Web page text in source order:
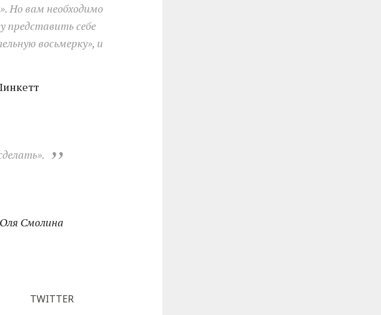
Но вам необходимо
представить себе
восьмерку», и
Смолина
TWITTER